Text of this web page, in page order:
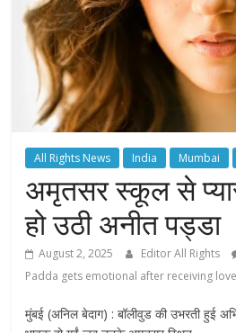
All Rights News India Mumbai
अमृतसर स्कूल से
हो उठी अनीत पड्डा
August 2, 2025 Editor All Rights
Padda gets emotional after receiving
मुंबई (अनिल बेदाग) : बॉलीवुड की उभरती हुई